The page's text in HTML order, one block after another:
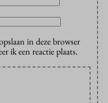
in deze browser
ik een reactie plaats.